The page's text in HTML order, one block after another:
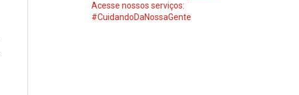
Acesse nossos serviços:
#CuidandoDaNossaGente